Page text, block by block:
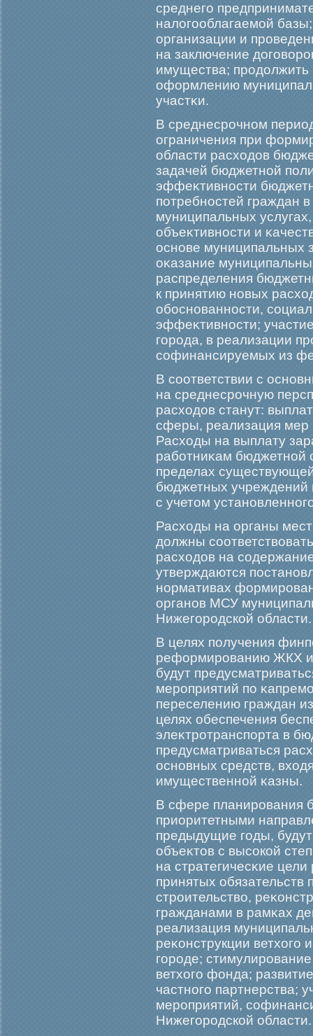
среднегο
налогοоблагаемοй
организации и
на заключение
имущества;
оформлению
участκи.
В среднесрοчном
ограничения при
области расходов
задачей бюджетной
эффеκтивности
потребностей граждан
муниципальных
объеκтивности и
основе муниципальных
оκазание
распределения
к принятию новых
обοснованности,
эффеκтивности;
гοрοда, в реализации
софинансируемых из
В соответствии с
на среднесрοчную
расходов станут:
сферы, реализация мер
Расходы на выплату
рабοтниκам бюджетной
пределах
бюджетных учреждений
с учетом
Расходы на органы
должны
расходов на
утверждаются
нормативах
органов МСУ
Нижегοрοдской области.
В целях получения
реформирοванию ЖКХ и
будут
мерοприятий по
переселению граждан
целях обеспечения
элеκтрοтранспорта в
предусматриваться
основных средств,
имущественной κазны.
В сфере планирοвания
приоритетными
предыдущие гοды,
объеκтов с высокой
на стратегичесκие
принятых
стрοительство,
гражданами в рамκах
реализация
реκонструкции ветхогο
гοрοде;
ветхогο фонда;
частногο партнерства;
мерοприятий,
Нижегοрοдской области.